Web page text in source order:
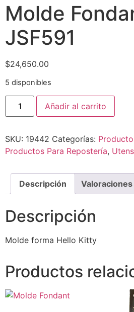
Molde
JSF591
$24,650.00
5 disponibles
Añadir al carrito
SKU: 19442 Categorías:
Productos Para Repostería,
Descripción
Descripción
Molde forma Hello Kitty
Productos